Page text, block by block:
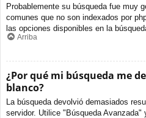
Probablemente su búsqueda fue muy
comunes que no son indexados por
las opciones disponibles en la
Arriba
¿Por qué mi búsqueda me
blanco?
La búsqueda devolvió demasiados
servidor. Utilice "Búsqueda